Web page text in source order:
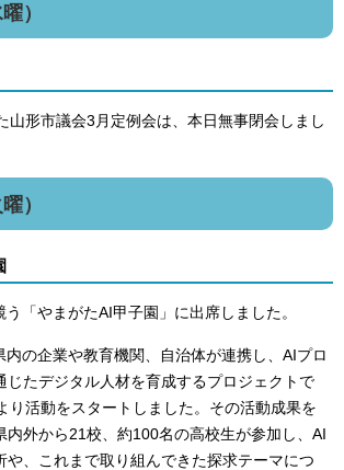
）
山形市議会3月定例会は、本日無事閉会しまし
）
「やまがたAI甲子園」に出席しました。
内の企業や教育機関、自治体が連携し、AIプロ
じたデジタル人材を育成するプロジェクトで
り活動をスタートしました。その活動成果を
内外から21校、約100名の高校生が参加し、AI
や、これまで取り組んできた探求テーマにつ